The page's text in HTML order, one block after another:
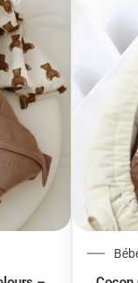
: 78,62 €.
actuel est :